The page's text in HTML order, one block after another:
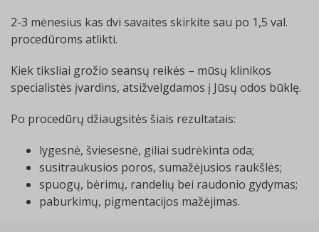
2-3 mėnesius kas dvi savaites skirkite sau po 1,5 val.
procedūroms atlikti.
Kiek tiksliai grožio seansų reikės – mūsų klinikos
specialistės įvardins, atsižvelgdamos į Jūsų odos būklę.
Po procedūrų džiaugsitės šiais rezultatais:
lygesnė, šviesesnė, giliai sudrėkinta oda;
susitraukusios poros, sumažėjusios raukšlės;
spuogų, bėrimų, randelių bei raudonio gydymas;
paburkimų, pigmentacijos mažėjimas.